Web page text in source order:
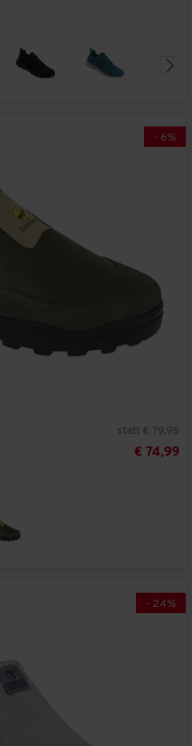
- 6%
statt € 79,95
€ 74,99
- 24%